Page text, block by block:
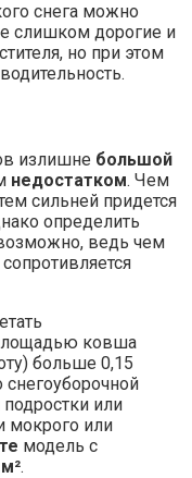
снега можно
слишком дорогие и
но при этом
излишне большой
недостатком. Чем
сильней придется
определить
ведь чем
ковша
больше 0,15
снегоуборочной
или
мокрого или
модель с
.